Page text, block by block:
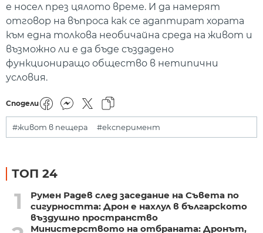
е носел през цялото време. И да намерят
отговор на въпроса как се адаптират хората
към една толкова необичайна среда на живот и
възможно ли е да бъде създадено
функциониращо общество в нетипични
условия.
Сподели
#живот в пещера #експеримент
ТОП 24
1
Румен Радев след заседание на Съвета по
сигурността: Дрон е нахлул в българското
въздушно пространство
Министерството на отбраната: Дронът,